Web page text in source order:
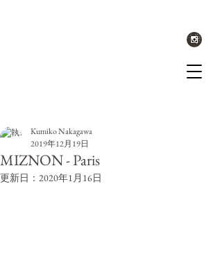
MIZNON - Paris
Kumiko Nakagawa
2019年12月19日
更新日： 2020年1月16日